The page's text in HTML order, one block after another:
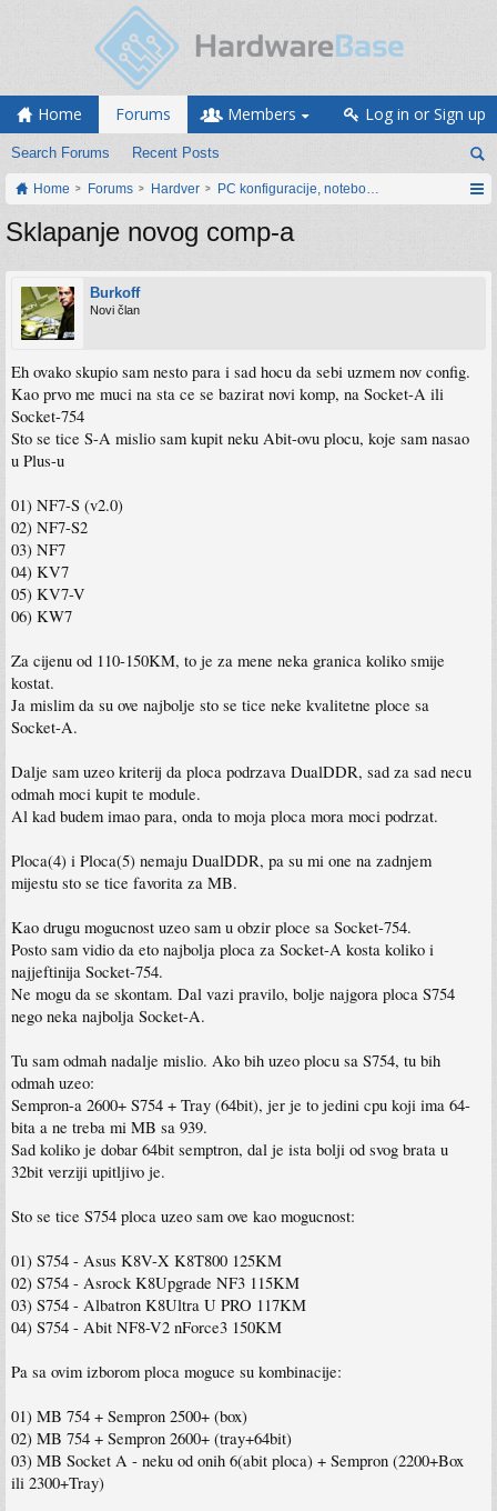
Home Forums
Search Forums Recent Posts
Members Log in or Sign up
Home Forums Hardver PC konfiguracije, notebook računari, servis
Sklapanje novog comp-a
Burkoff
Novi član
Eh ovako skupio sam nesto para i sad hocu da sebi uzmem nov config.
Kao prvo me muci na sta ce se bazirat novi komp, na Socket-A ili
Socket-754
Sto se tice S-A mislio sam kupit neku Abit-ovu plocu, koje sam nasao
u Plus-u
01) NF7-S (v2.0)
02) NF7-S2
03) NF7
04) KV7
05) KV7-V
06) KW7
Za cijenu od 110-150KM, to je za mene neka granica koliko smije
kostat.
Ja mislim da su ove najbolje sto se tice neke kvalitetne ploce sa
Socket-A.
Dalje sam uzeo kriterij da ploca podrzava DualDDR, sad za sad necu
odmah moci kupit te module.
Al kad budem imao para, onda to moja ploca mora moci podrzat.
Ploca(4) i Ploca(5) nemaju DualDDR, pa su mi one na zadnjem
mijestu sto se tice favorita za MB.
Kao drugu mogucnost uzeo sam u obzir ploce sa Socket-754.
Posto sam vidio da eto najbolja ploca za Socket-A kosta koliko i
najjeftinija Socket-754.
Ne mogu da se skontam. Dal vazi pravilo, bolje najgora ploca S754
nego neka najbolja Socket-A.
Tu sam odmah nadalje mislio. Ako bih uzeo plocu sa S754, tu bih
odmah uzeo:
Sempron-a 2600+ S754 + Tray (64bit), jer je to jedini cpu koji ima 64-
bita a ne treba mi MB sa 939.
Sad koliko je dobar 64bit semptron, dal je ista bolji od svog brata u
32bit verziji upitljivo je.
Sto se tice S754 ploca uzeo sam ove kao mogucnost:
01) S754 - Asus K8V-X K8T800 125KM
02) S754 - Asrock K8Upgrade NF3 115KM
03) S754 - Albatron K8Ultra U PRO 117KM
04) S754 - Abit NF8-V2 nForce3 150KM
Pa sa ovim izborom ploca moguce su kombinacije:
01) MB 754 + Sempron 2500+ (box)
02) MB 754 + Sempron 2600+ (tray+64bit)
03) MB Socket A - neku od onih 6(abit ploca) + Sempron (2200+Box
ili 2300+Tray)